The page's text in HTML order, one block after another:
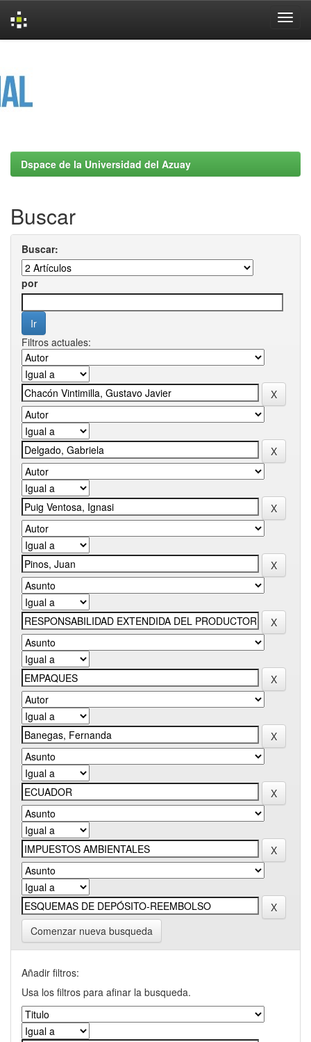
Dspace de la Universidad del Azuay
Buscar
Buscar:
por
Filtros actuales:
Comenzar nueva busqueda
Añadir filtros:
Usa los filtros para afinar la busqueda.